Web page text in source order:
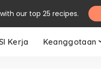
our top 25 recipes.
Kerja Keanggotaan